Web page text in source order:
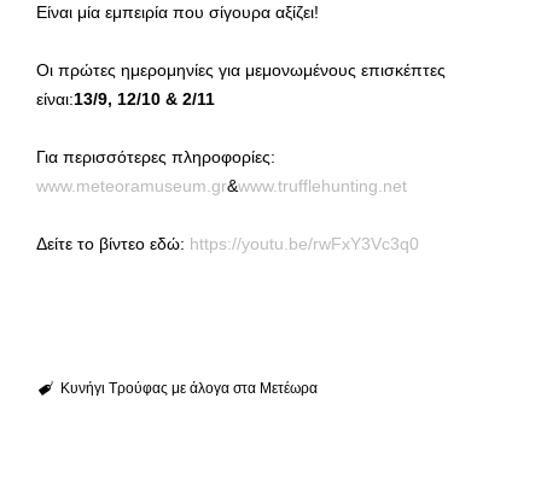
Είναι μία εμπειρία που σίγουρα αξίζει!
Οι πρώτες ημερομηνίες για μεμονωμένους επισκέπτες
είναι:13/9, 12/10 & 2/11
Για περισσότερες πληροφορίες:
www.meteoramuseum.gr&www.trufflehunting.net
Δείτε το βίντεο εδώ: https://youtu.be/rwFxY3Vc3q0
Κυνήγι Τρούφας με άλογα στα Μετέωρα